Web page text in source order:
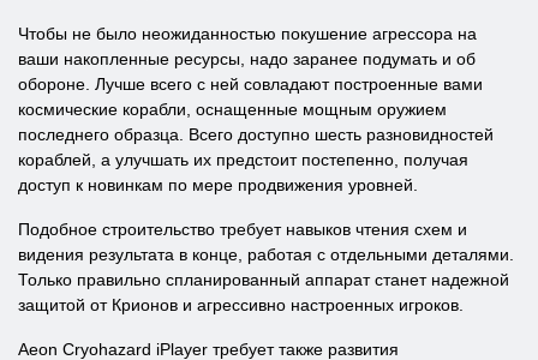
Чтобы не было неожиданностью покушение агрессора на
ваши накопленные ресурсы, надо заранее подумать и об
обороне. Лучше всего с ней совладают построенные вами
космические корабли, оснащенные мощным оружием
последнего образца. Всего доступно шесть разновидностей
кораблей, а улучшать их предстоит постепенно, получая
доступ к новинкам по мере продвижения уровней.
Подобное строительство требует навыков чтения схем и
видения результата в конце, работая с отдельными деталями.
Только правильно спланированный аппарат станет надежной
защитой от Крионов и агрессивно настроенных игроков.
Aeon Cryohazard iPlayer требует также развития